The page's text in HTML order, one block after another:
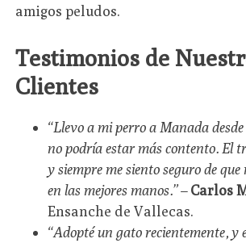
amigos peludos.
Testimonios de
Clientes
“Llevo a mi perro a Manada
no podría estar más contento. El
y siempre me siento seguro de
en las mejores manos.”–Carlos
Ensanche de Vallecas.
“Adopté un gato recientemente, y